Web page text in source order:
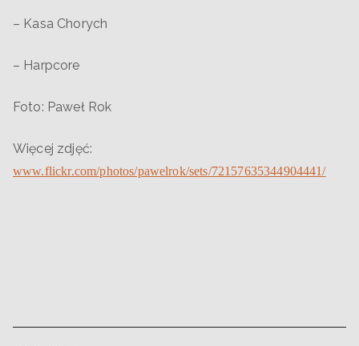
– Kasa Chorych
– Harpcore
Foto: Paweł Rok
Więcej zdjęć:
www.flickr.com/photos/pawelrok/sets/72157635344904441/